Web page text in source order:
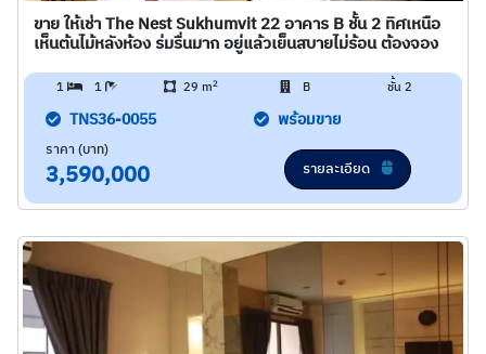
ขาย ให้เช่า The Nest Sukhumvit 22 อาคาร B ชั้น 2 ทิศเหนือ
เห็นต้นไม้หลังห้อง ร่มรื่นมาก อยู่แล้วเย็นสบายไม่ร้อน ต้องจอง
1 1 29 m2 B ชั้น 2
TNS36-0055 พร้อมขาย
ราคา (บาท)
3,590,000 รายละเอียด